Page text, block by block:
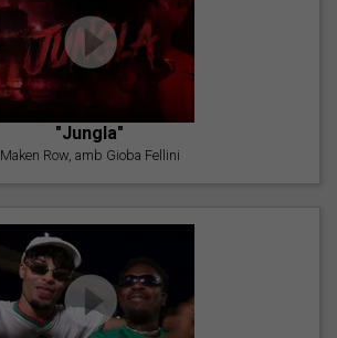
"Jungla"
Maken Row, amb Gioba Fellini